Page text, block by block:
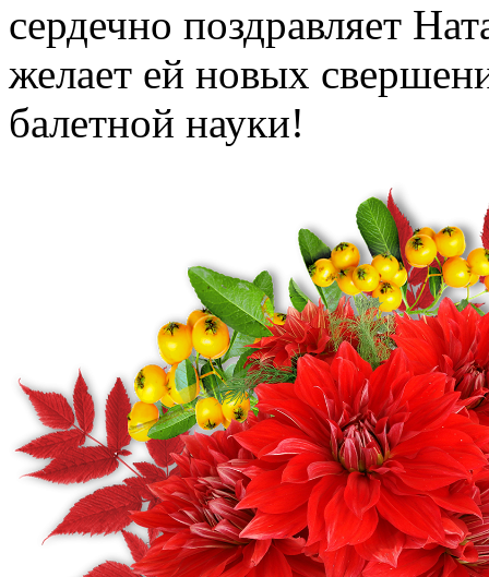
сердечно поздравляет
желает ей новых
балетной науки!